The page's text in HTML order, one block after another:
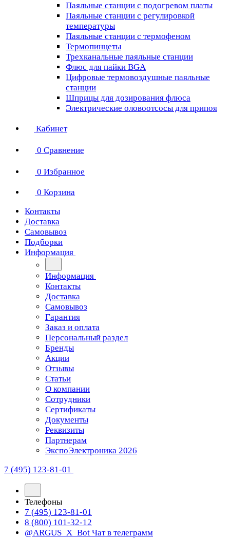
Паяльные станции с подогревом платы
Паяльные станции с регулировкой
температуры
Паяльные станции с термофеном
Термопинцеты
Трехканальные паяльные станции
Флюс для пайки BGA
Цифровые термовоздушные паяльные
станции
Шприцы для дозирования флюса
Электрические оловоотсосы для припоя
Кабинет
0 Сравнение
0 Избранное
0 Корзина
Контакты
Доставка
Самовывоз
Подборки
Информация
Информация
Контакты
Доставка
Самовывоз
Гарантия
Заказ и оплата
Персональный раздел
Бренды
Акции
Отзывы
Статьи
О компании
Сотрудники
Сертификаты
Документы
Реквизиты
Партнерам
ЭкспоЭлектроника 2026
7 (495) 123-81-01
Телефоны
7 (495) 123-81-01
8 (800) 101-32-12
@ARGUS_X_Bot Чат в телеграмм